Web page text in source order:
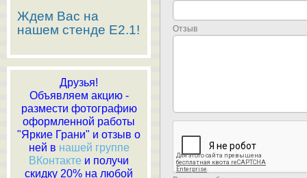
Отзыв
Ждем Вас на
нашем стенде E2.1!
Друзья!
Объявляем акцию -
размести фотографию
оформленной работы
"Яркие Грани" и отзыв о
ней в нашей группе
ВКонтакте и получи
скидку 20% на любой